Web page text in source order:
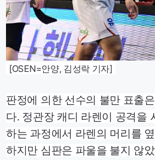
[OSEN=안양, 김성락 기자]
판정에 의한 선수의 불만 표출
다. 정관장 캐디 라렌이 공격을
하는 과정에서 라렌의 머리를
하지만 심판은 파울을 불지 않